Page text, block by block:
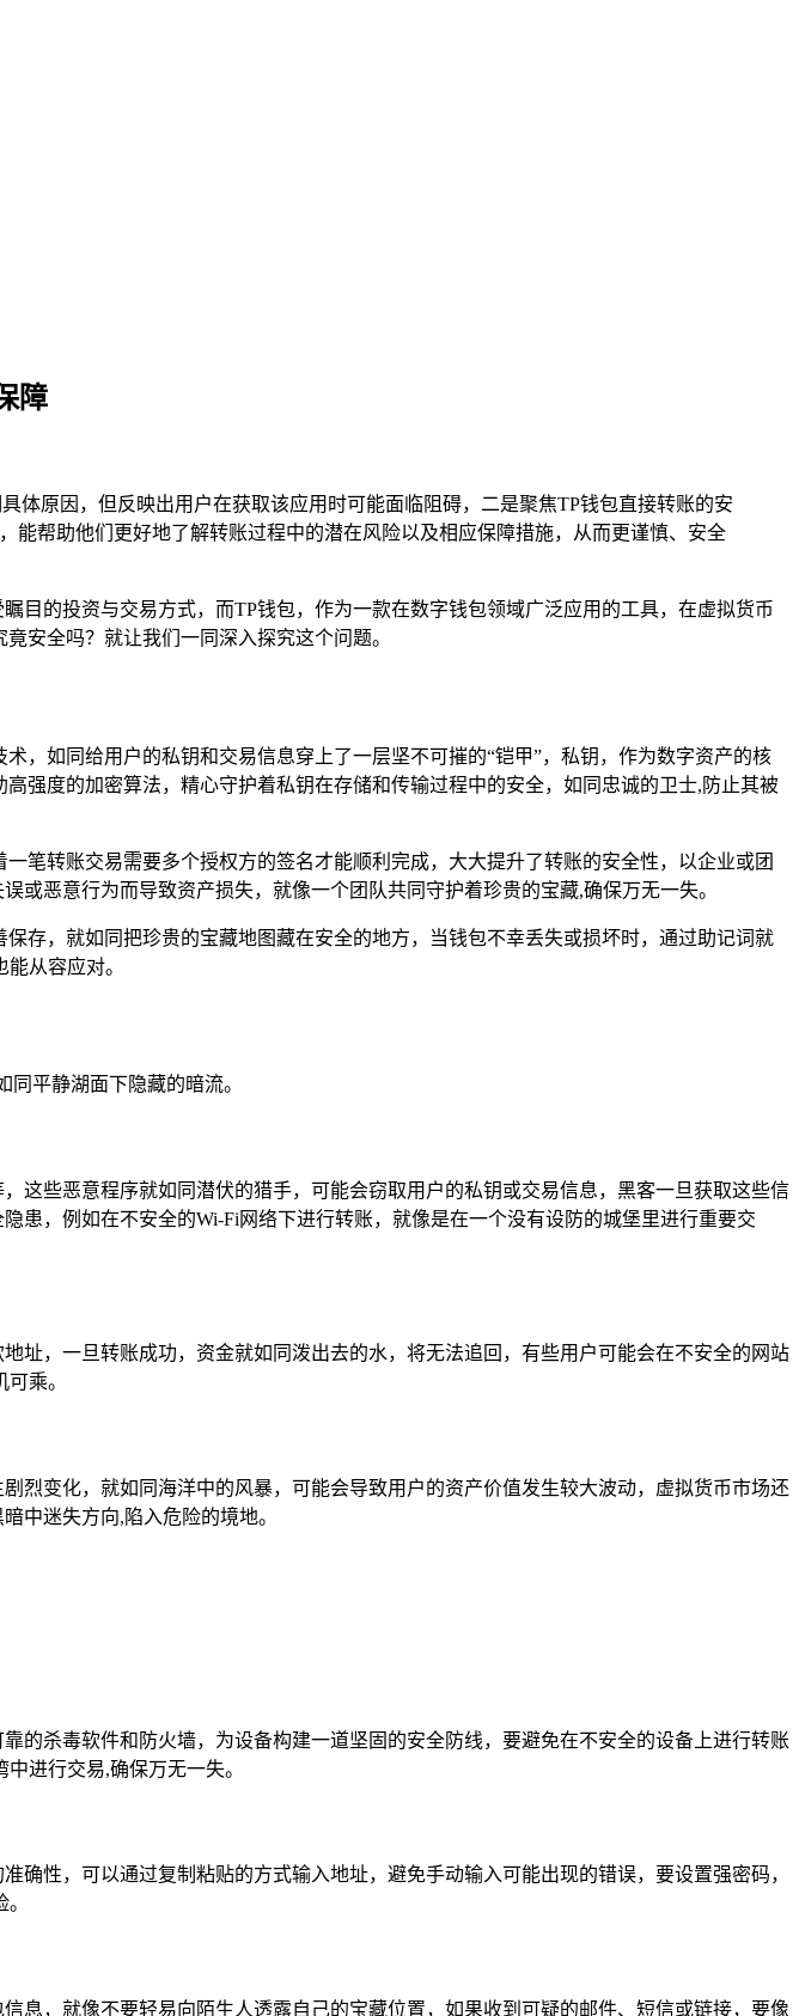
障
体原因，但反映出用户在获取该应用时可能面临阻碍，二是聚焦TP钱包直接转账的安
帮助他们更好地了解转账过程中的潜在风险以及相应保障措施，从而更谨慎、安全
目的投资与交易方式，而TP钱包，作为一款在数字钱包领域广泛应用的工具，在虚拟货币
安全吗？就让我们一同深入探究这个问题。
，如同给用户的私钥和交易信息穿上了一层坚不可摧的“铠甲”，私钥，作为数字资产的核
强度的加密算法，精心守护着私钥在存储和传输过程中的安全，如同忠诚的卫士,防止其被
笔转账交易需要多个授权方的签名才能顺利完成，大大提升了转账的安全性，以企业或团
恶意行为而导致资产损失，就像一个团队共同守护着珍贵的宝藏,确保万无一失。
存，就如同把珍贵的宝藏地图藏在安全的地方，当钱包不幸丢失或损坏时，通过助记词就
从容应对。
平静湖面下隐藏的暗流。
这些恶意程序就如同潜伏的猎手，可能会窃取用户的私钥或交易信息，黑客一旦获取这些信
患，例如在不安全的Wi-Fi网络下进行转账，就像是在一个没有设防的城堡里进行重要交
址，一旦转账成功，资金就如同泼出去的水，将无法追回，有些用户可能会在不安全的网站
乘。
烈变化，就如同海洋中的风暴，可能会导致用户的资产价值发生较大波动，虚拟货币市场还
中迷失方向,陷入危险的境地。
的杀毒软件和防火墙，为设备构建一道坚固的安全防线，要避免在不安全的设备上进行转账
进行交易,确保万无一失。
性，可以通过复制粘贴的方式输入地址，避免手动输入可能出现的错误，要设置强密码，
息，就像不要轻易向陌生人透露自己的宝藏位置，如果收到可疑的邮件、短信或链接，要像